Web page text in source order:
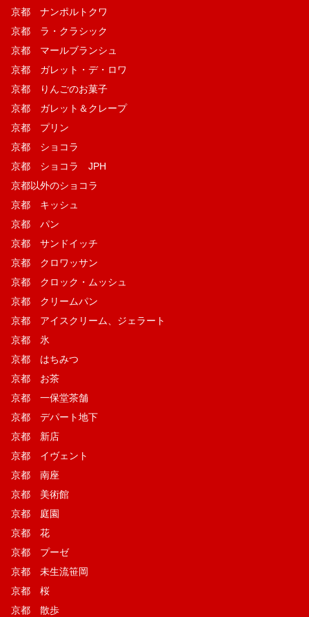
京都 ナンポルトクワ
京都 ラ・クラシック
京都 マールブランシュ
京都 ガレット・デ・ロワ
京都 りんごのお菓子
京都 ガレット＆クレープ
京都 プリン
京都 ショコラ
京都 ショコラ JPH
京都以外のショコラ
京都 キッシュ
京都 パン
京都 サンドイッチ
京都 クロワッサン
京都 クロック・ムッシュ
京都 クリームパン
京都 アイスクリーム、ジェラート
京都 氷
京都 はちみつ
京都 お茶
京都 一保堂茶舗
京都 デパート地下
京都 新店
京都 イヴェント
京都 南座
京都 美術館
京都 庭園
京都 花
京都 プーゼ
京都 未生流笹岡
京都 桜
京都 散歩